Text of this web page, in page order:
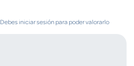
Debes iniciar sesión para poder valorarlo